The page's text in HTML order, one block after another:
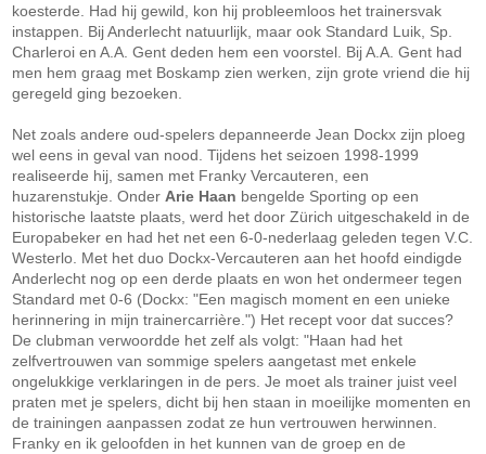
koesterde. Had hij gewild, kon hij probleemloos het trainersvak
instappen. Bij Anderlecht natuurlijk, maar ook Standard Luik, Sp.
Charleroi en A.A. Gent deden hem een voorstel. Bij A.A. Gent had
men hem graag met Boskamp zien werken, zijn grote vriend die hij
geregeld ging bezoeken.
Net zoals andere oud-spelers depanneerde Jean Dockx zijn ploeg
wel eens in geval van nood. Tijdens het seizoen 1998-1999
realiseerde hij, samen met Franky Vercauteren, een
huzarenstukje. Onder Arie Haan bengelde Sporting op een
historische laatste plaats, werd het door Zürich uitgeschakeld in de
Europabeker en had het net een 6-0-nederlaag geleden tegen V.C.
Westerlo. Met het duo Dockx-Vercauteren aan het hoofd eindigde
Anderlecht nog op een derde plaats en won het ondermeer tegen
Standard met 0-6 (Dockx: "Een magisch moment en een unieke
herinnering in mijn trainercarrière.") Het recept voor dat succes?
De clubman verwoordde het zelf als volgt: "Haan had het
zelfvertrouwen van sommige spelers aangetast met enkele
ongelukkige verklaringen in de pers. Je moet als trainer juist veel
praten met je spelers, dicht bij hen staan in moeilijke momenten en
de trainingen aanpassen zodat ze hun vertrouwen herwinnen.
Franky en ik geloofden in het kunnen van de groep en de